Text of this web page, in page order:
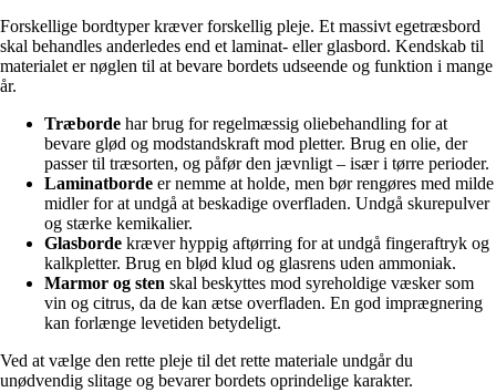
Forskellige bordtyper kræver forskellig pleje. Et massivt egetræsbord
skal behandles anderledes end et laminat- eller glasbord. Kendskab til
materialet er nøglen til at bevare bordets udseende og funktion i mange
år.
Træborde har brug for regelmæssig oliebehandling for at
bevare glød og modstandskraft mod pletter. Brug en olie, der
passer til træsorten, og påfør den jævnligt – især i tørre perioder.
Laminatborde er nemme at holde, men bør rengøres med milde
midler for at undgå at beskadige overfladen. Undgå skurepulver
og stærke kemikalier.
Glasborde kræver hyppig aftørring for at undgå fingeraftryk og
kalkpletter. Brug en blød klud og glasrens uden ammoniak.
Marmor og sten skal beskyttes mod syreholdige væsker som
vin og citrus, da de kan ætse overfladen. En god imprægnering
kan forlænge levetiden betydeligt.
Ved at vælge den rette pleje til det rette materiale undgår du
unødvendig slitage og bevarer bordets oprindelige karakter.